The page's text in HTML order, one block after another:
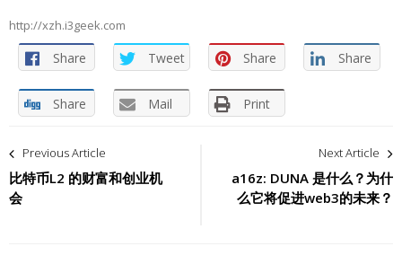
http://xzh.i3geek.com
Share Tweet Share Share
Share Mail Print
文
章
导
Previous Article
比特币L2 的财富和创业机
会
Next Article
a16z: DUNA 是什么？为什
么它将促进web3的未来？